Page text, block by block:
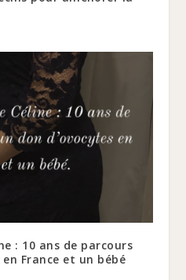
: 10 ans de parcours
en France et un bébé